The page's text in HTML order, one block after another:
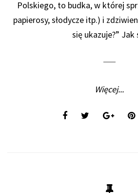
Polskiego, to budka, w której
papierosy, słodycze itp.) i
się ukazuje?” Jak
Więcej...